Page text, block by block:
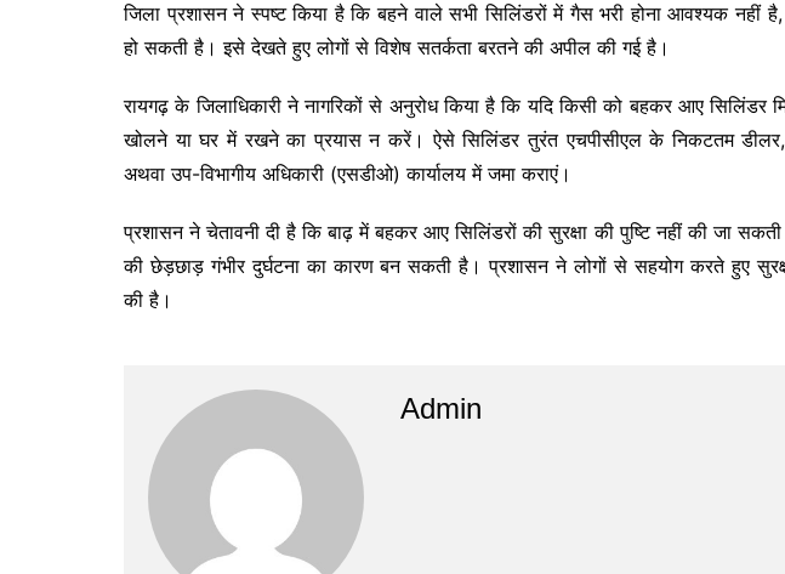
जिला प्रशासन ने स्पष्ट किया है कि बहने वाले सभी सिलिंडरों में गैस भरी होना आवश्यक नहीं
हो सकती है। इसे देखते हुए लोगों से विशेष सतर्कता बरतने की अपील की गई है।
रायगढ़ के जिलाधिकारी ने नागरिकों से अनुरोध किया है कि यदि किसी को बहकर आए सिलिंडर
खोलने या घर में रखने का प्रयास न करें। ऐसे सिलिंडर तुरंत एचपीसीएल के निकटतम डीलर,
अथवा उप-विभागीय अधिकारी (एसडीओ) कार्यालय में जमा कराएं।
प्रशासन ने चेतावनी दी है कि बाढ़ में बहकर आए सिलिंडरों की सुरक्षा की पुष्टि नहीं की जा
की छेड़छाड़ गंभीर दुर्घटना का कारण बन सकती है। प्रशासन ने लोगों से सहयोग करते हुए
की है।
Admin